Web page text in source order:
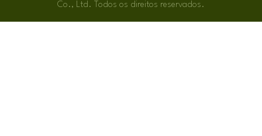
Co., Ltd. Todos os direitos reservados.